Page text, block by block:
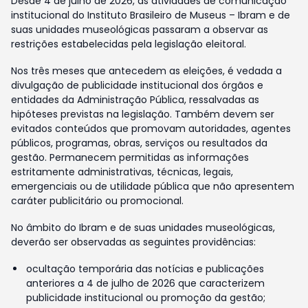
institucional do Instituto Brasileiro de Museus – Ibram e de
suas unidades museológicas passaram a observar as
restrições estabelecidas pela legislação eleitoral.
Nos três meses que antecedem as eleições, é vedada a
divulgação de publicidade institucional dos órgãos e
entidades da Administração Pública, ressalvadas as
hipóteses previstas na legislação. Também devem ser
evitados conteúdos que promovam autoridades, agentes
públicos, programas, obras, serviços ou resultados da
gestão. Permanecem permitidas as informações
estritamente administrativas, técnicas, legais,
emergenciais ou de utilidade pública que não apresentem
caráter publicitário ou promocional.
No âmbito do Ibram e de suas unidades museológicas,
deverão ser observadas as seguintes providências:
ocultação temporária das notícias e publicações
anteriores a 4 de julho de 2026 que caracterizem
publicidade institucional ou promoção da gestão;